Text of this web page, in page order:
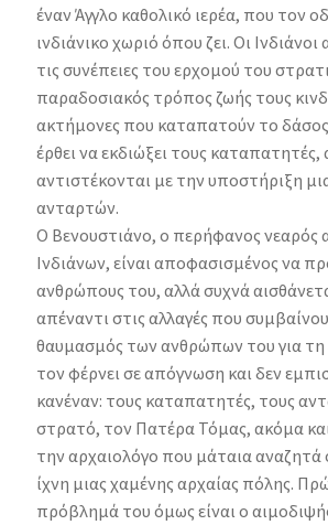
έναν Άγγλο καθολικό ιερέα, που τον
ινδιάνικο χωριό όπου ζει. Οι
τις συνέπειες του ερχομού του
παραδοσιακός τρόπος ζωής τους
ακτήμονες που καταπατούν το
έρθει να εκδιώξει τους καταπατητές,
αντιστέκονται με την υποστήριξη
ανταρτών.
Ο Βενουστιάνο, ο περήφανος νεαρός
Ινδιάνων, είναι αποφασισμένος να
ανθρώπους του, αλλά συχνά
απέναντι στις αλλαγές που
θαυμασμός των ανθρώπων του για
τον φέρνει σε απόγνωση και δεν
κανέναν: τους καταπατητές, τους
στρατό, τον Πατέρα Τόμας, ακόμα
την αρχαιολόγο που μάταια αναζητά
ίχνη μιας χαμένης αρχαίας πόλης.
πρόβλημά του όμως είναι ο